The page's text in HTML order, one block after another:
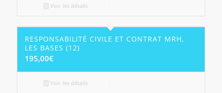
Voir les détails
RESPONSABILITÉ CIVILE ET CONTRAT MRH,
LES BASES (12)
195,00€
Voir les détails